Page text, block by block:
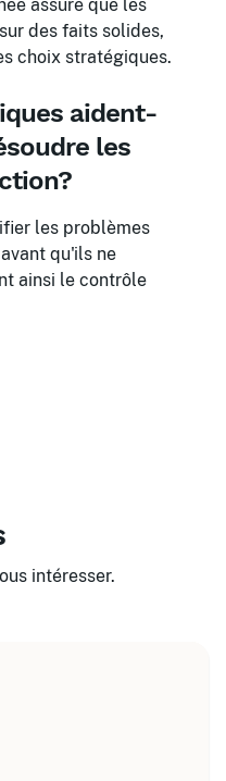
assure que les
des faits solides,
choix stratégiques.
aident-
les
les problèmes
qu'ils ne
ainsi le contrôle
intéresser.